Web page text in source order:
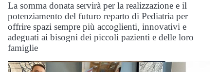
La somma donata servirà per la realizzazione e il
potenziamento del futuro reparto di Pediatria per
offrire spazi sempre più accoglienti, innovativi e
adeguati ai bisogni dei piccoli pazienti e delle loro
famiglie